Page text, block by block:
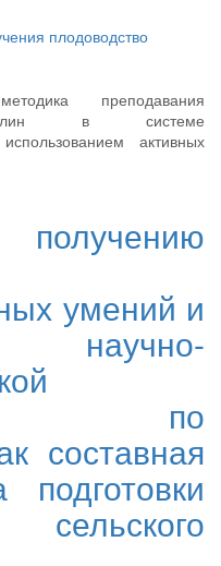
плодоводство
преподавания
в системе
активных
умений и
по
составная
подготовки
сельского